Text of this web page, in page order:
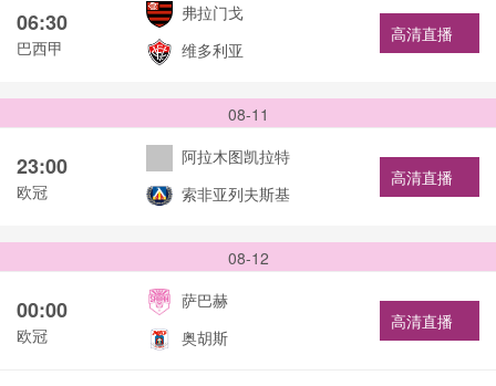
06:30
巴西甲
弗拉门戈
维多利亚
高清直播
08-11
23:00
欧冠
阿拉木图凯拉特
索非亚列夫斯基
高清直播
08-12
00:00
欧冠
萨巴赫
奥胡斯
高清直播